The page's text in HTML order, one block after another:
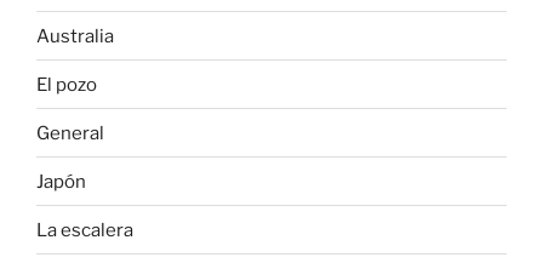
Australia
El pozo
General
Japón
La escalera